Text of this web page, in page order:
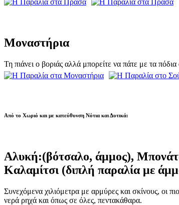
Μοναστήρια
Τη πιάνει ο βοριάς αλλά μπορείτε να πάτε με τα
Από το Χωριό και με κατεύθυνση Νότια και Δυτικά:
Αλυκή:(βότσαλο, άμμος),
Καλαμίτσι(διπλή παραλία με
Συνεχόμενα χιλιόμετρα με αρμύρες και σκίνους, οι
νερά ρηχά και όπως σε όλες, πεντακάθαρα.